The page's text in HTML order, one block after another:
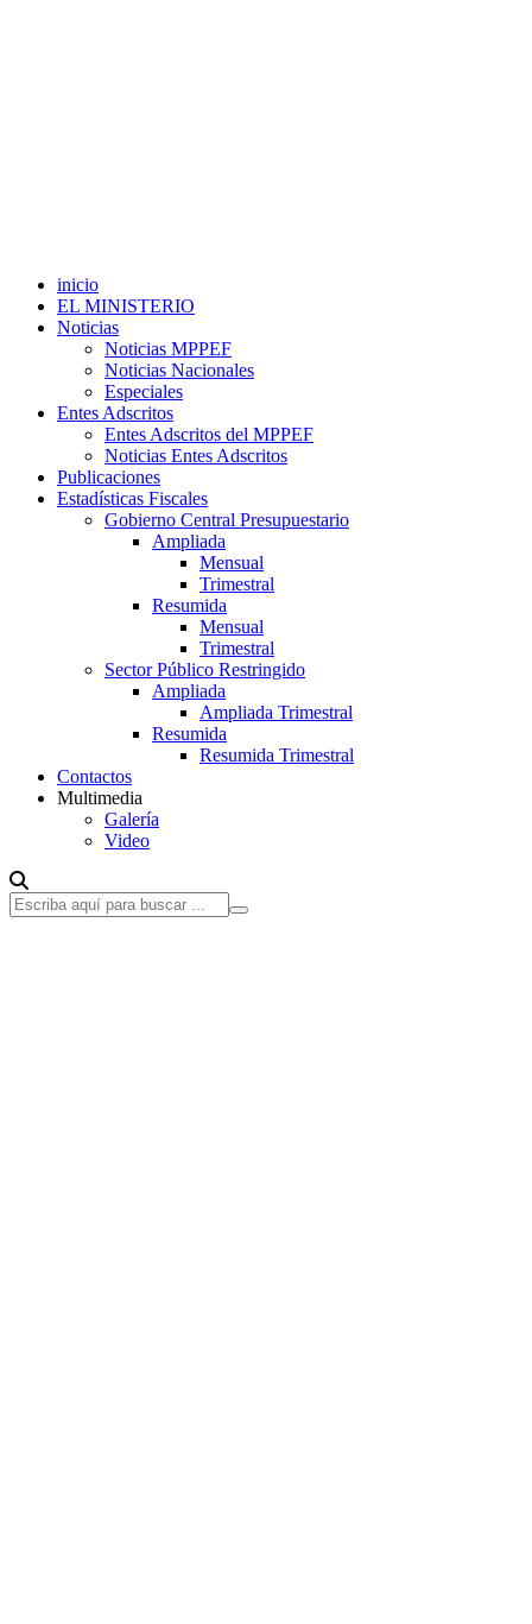
inicio
EL MINISTERIO
Noticias
Noticias MPPEF
Noticias Nacionales
Especiales
Entes Adscritos
Entes Adscritos del MPPEF
Noticias Entes Adscritos
Publicaciones
Estadísticas Fiscales
Gobierno Central Presupuestario
Ampliada
Mensual
Trimestral
Resumida
Mensual
Trimestral
Sector Público Restringido
Ampliada
Ampliada Trimestral
Resumida
Resumida Trimestral
Contactos
Multimedia
Galería
Video